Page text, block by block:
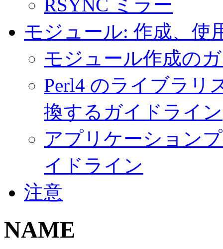
RSYNC ミラー
モジュール: 作成、使
モジュール作成の
Perl4 のライブラリ
換するガイドライン
アプリケーション
イドライン
注意
NAME